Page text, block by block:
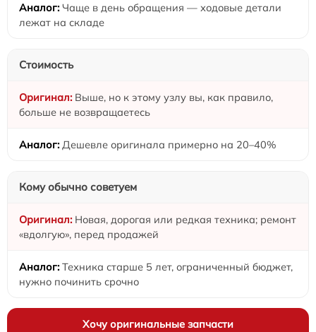
Чаще в день обращения — ходовые детали
лежат на складе
Стоимость
Выше, но к этому узлу вы, как правило,
больше не возвращаетесь
Дешевле оригинала примерно на 20–40%
Кому обычно советуем
Новая, дорогая или редкая техника; ремонт
«вдолгую», перед продажей
Техника старше 5 лет, ограниченный бюджет,
нужно починить срочно
Хочу оригинальные запчасти